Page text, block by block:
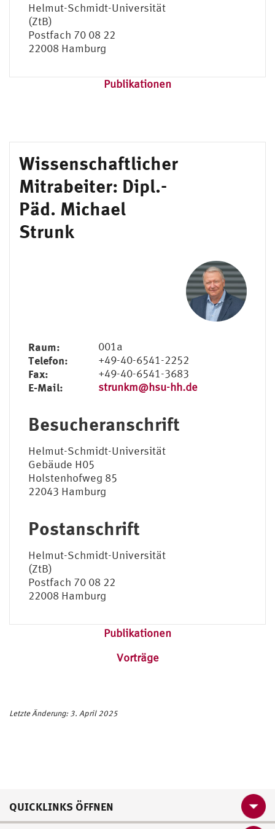
Helmut-Schmidt-Universität
(ZtB)
Postfach 70 08 22
22008 Hamburg
Publikationen
Wissenschaftlicher
Mitrabeiter: Dipl.-
Päd. Michael
Strunk
Raum: 001a
Telefon: +49-40-6541-2252
Fax: +49-40-6541-3683
E-Mail: strunkm@hsu-hh.de
Besucheranschrift
Helmut-Schmidt-Universität
Gebäude H05
Holstenhofweg 85
22043 Hamburg
Postanschrift
Helmut-Schmidt-Universität
(ZtB)
Postfach 70 08 22
22008 Hamburg
Publikationen
Vorträge
Letzte Änderung: 3. April 2025
QUICKLINKS ÖFFNEN